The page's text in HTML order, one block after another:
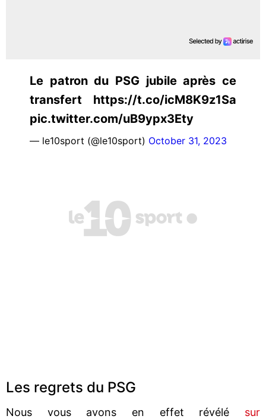
Le patron du PSG jubile après ce
transfert https://t.co/icM8K9z1Sa
pic.twitter.com/uB9ypx3Ety
— le10sport (@le10sport) October 31, 2023
Les regrets du PSG
Nous vous avons en effet révélé sur